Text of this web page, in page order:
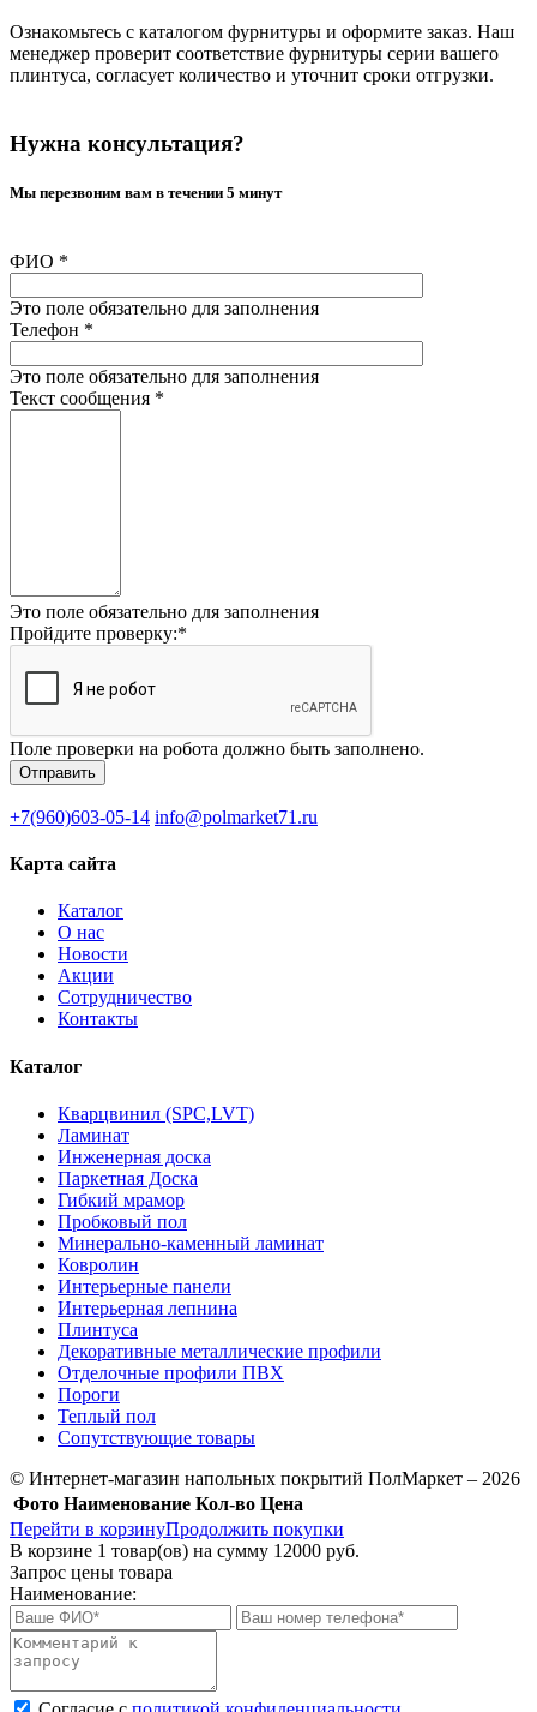
Ознакомьтесь с каталогом фурнитуры и оформите заказ. Наш
менеджер проверит соответствие фурнитуры серии вашего
плинтуса, согласует количество и уточнит сроки отгрузки.
Нужна консультация?
Мы перезвоним вам в течении 5 минут
ФИО *
Это поле обязательно для заполнения
Телефон *
Это поле обязательно для заполнения
Текст сообщения *
Это поле обязательно для заполнения
Пройдите проверку:*
Поле проверки на робота должно быть заполнено.
+7(960)603-05-14 info@polmarket71.ru
Карта сайта
Каталог
О нас
Новости
Акции
Сотрудничество
Контакты
Каталог
Кварцвинил (SPC,LVT)
Ламинат
Инженерная доска
Паркетная Доска
Гибкий мрамор
Пробковый пол
Минерально-каменный ламинат
Ковролин
Интерьерные панели
Интерьерная лепнина
Плинтуса
Декоративные металлические профили
Отделочные профили ПВХ
Пороги
Теплый пол
Сопутствующие товары
© Интернет-магазин напольных покрытий ПолМаркет – 2026
Фото Наименование Кол-во Цена
Перейти в корзинуПродолжить покупки
В корзине 1 товар(ов) на сумму 12000 руб.
Запрос цены товара
Наименование: